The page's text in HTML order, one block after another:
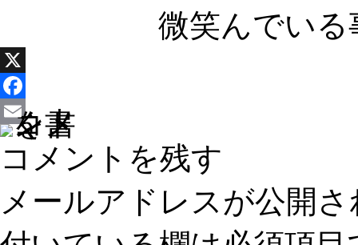
微笑んでい
X
Facebook
Email
コメントを残す
メールアドレスが公開